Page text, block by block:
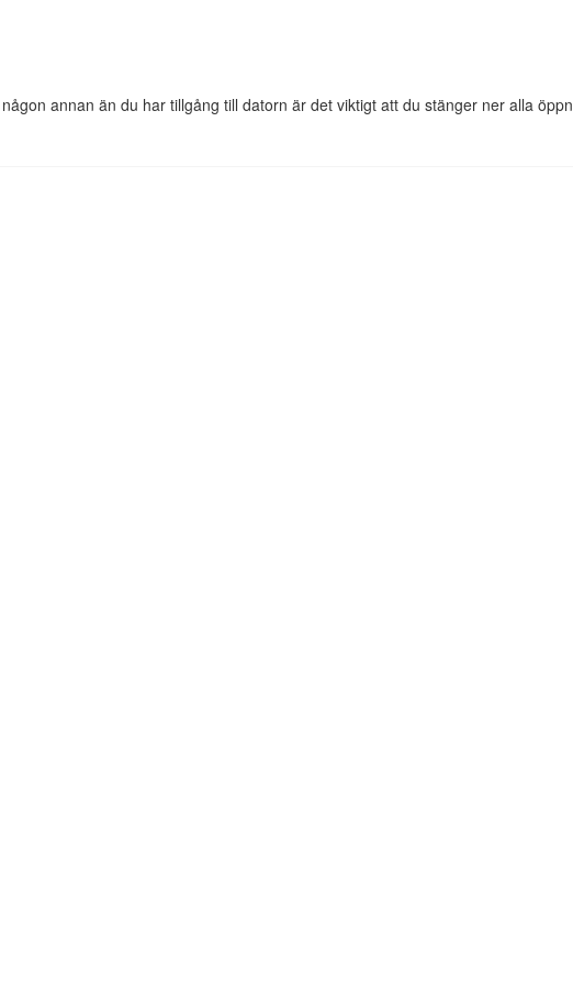
annan än du har tillgång till datorn är det viktigt att du stänger ner alla